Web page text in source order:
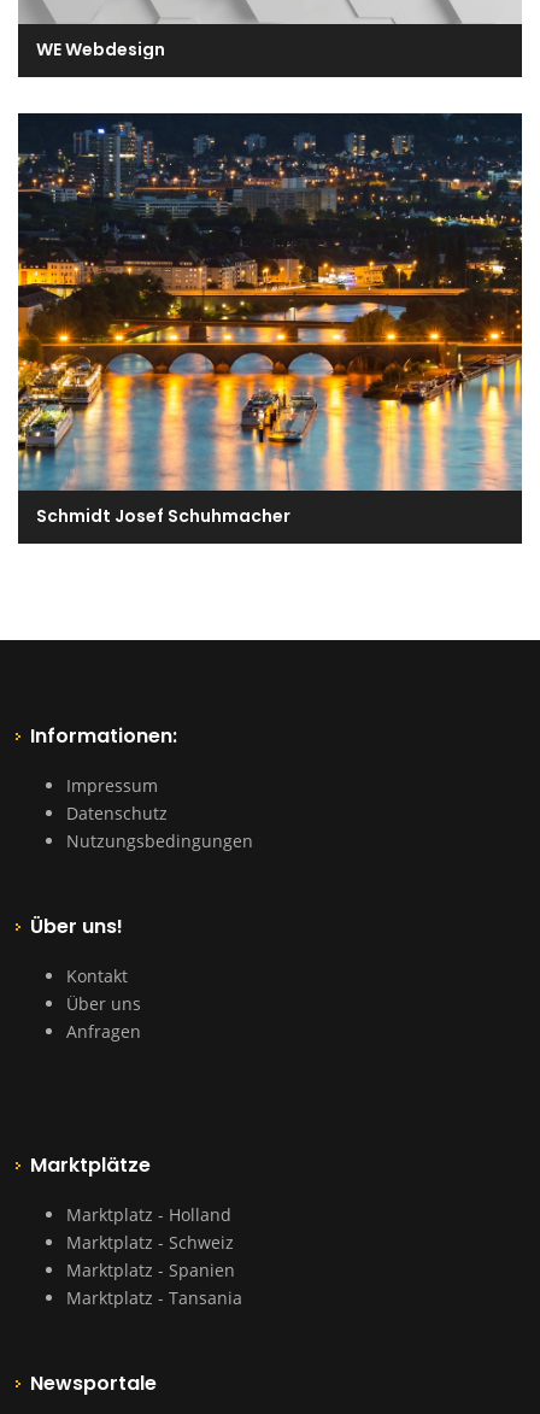
WE Webdesign
Schmidt Josef Schuhmacher
Informationen:
Impressum
Datenschutz
Nutzungsbedingungen
Über uns!
Kontakt
Über uns
Anfragen
Marktplätze
Marktplatz - Holland
Marktplatz - Schweiz
Marktplatz - Spanien
Marktplatz - Tansania
Newsportale